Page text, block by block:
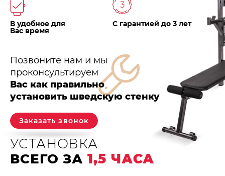
В удобное для
Вас время
С гарантией до 3 лет
Позвоните нам и мы
проконсультируем
Вас как правильно
установить шведскую стенку
Заказать звонок
УСТАНОВКА
ВСЕГО ЗА1,5 ЧАСА